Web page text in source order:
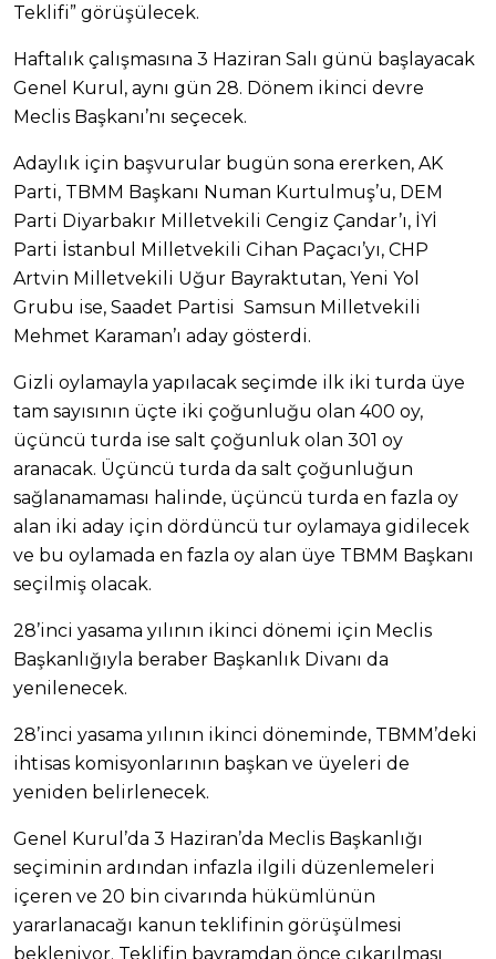
Teklifi” görüşülecek.
Haftalık çalışmasına 3 Haziran Salı günü başlayacak
Genel Kurul, aynı gün 28. Dönem ikinci devre
Meclis Başkanı’nı seçecek.
Adaylık için başvurular bugün sona ererken, AK
Parti, TBMM Başkanı Numan Kurtulmuş’u, DEM
Parti Diyarbakır Milletvekili Cengiz Çandar’ı, İYİ
Parti İstanbul Milletvekili Cihan Paçacı’yı, CHP
Artvin Milletvekili Uğur Bayraktutan, Yeni Yol
Grubu ise, Saadet Partisi Samsun Milletvekili
Mehmet Karaman’ı aday gösterdi.
Gizli oylamayla yapılacak seçimde ilk iki turda üye
tam sayısının üçte iki çoğunluğu olan 400 oy,
üçüncü turda ise salt çoğunluk olan 301 oy
aranacak. Üçüncü turda da salt çoğunluğun
sağlanamaması halinde, üçüncü turda en fazla oy
alan iki aday için dördüncü tur oylamaya gidilecek
ve bu oylamada en fazla oy alan üye TBMM Başkanı
seçilmiş olacak.
28’inci yasama yılının ikinci dönemi için Meclis
Başkanlığıyla beraber Başkanlık Divanı da
yenilenecek.
28’inci yasama yılının ikinci döneminde, TBMM’deki
ihtisas komisyonlarının başkan ve üyeleri de
yeniden belirlenecek.
Genel Kurul’da 3 Haziran’da Meclis Başkanlığı
seçiminin ardından infazla ilgili düzenlemeleri
içeren ve 20 bin civarında hükümlünün
yararlanacağı kanun teklifinin görüşülmesi
bekleniyor. Teklifin bayramdan önce çıkarılması